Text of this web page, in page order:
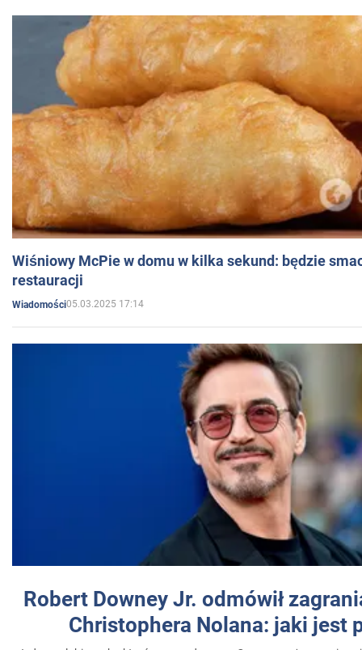
Wiśniowy McPie w domu w kilka sekund: będzie
restauracji
Wiadomości05.03.2025 17:14
Robert Downey Jr. odmówił
Christophera Nolana: jaki jest